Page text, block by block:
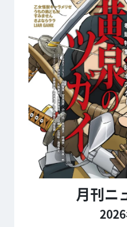
月刊ニ